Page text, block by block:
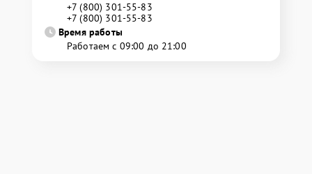
+7 (800) 301-55-83
+7 (800) 301-55-83
Время работы
Работаем с 09:00 до 21:00